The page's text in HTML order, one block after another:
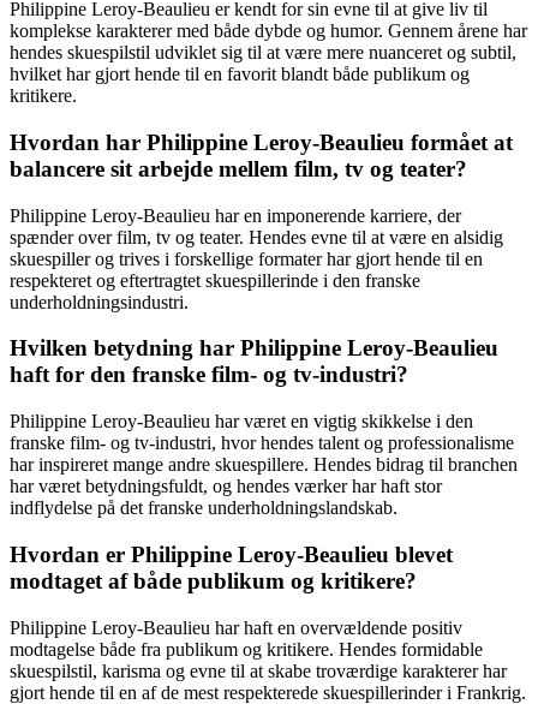
Philippine Leroy-Beaulieu er kendt for sin evne til at give liv til
komplekse karakterer med både dybde og humor. Gennem årene har
hendes skuespilstil udviklet sig til at være mere nuanceret og subtil,
hvilket har gjort hende til en favorit blandt både publikum og
kritikere.
Hvordan har Philippine Leroy-Beaulieu formået at
balancere sit arbejde mellem film, tv og teater?
Philippine Leroy-Beaulieu har en imponerende karriere, der
spænder over film, tv og teater. Hendes evne til at være en alsidig
skuespiller og trives i forskellige formater har gjort hende til en
respekteret og eftertragtet skuespillerinde i den franske
underholdningsindustri.
Hvilken betydning har Philippine Leroy-Beaulieu
haft for den franske film- og tv-industri?
Philippine Leroy-Beaulieu har været en vigtig skikkelse i den
franske film- og tv-industri, hvor hendes talent og professionalisme
har inspireret mange andre skuespillere. Hendes bidrag til branchen
har været betydningsfuldt, og hendes værker har haft stor
indflydelse på det franske underholdningslandskab.
Hvordan er Philippine Leroy-Beaulieu blevet
modtaget af både publikum og kritikere?
Philippine Leroy-Beaulieu har haft en overvældende positiv
modtagelse både fra publikum og kritikere. Hendes formidable
skuespilstil, karisma og evne til at skabe troværdige karakterer har
gjort hende til en af de mest respekterede skuespillerinder i Frankrig.